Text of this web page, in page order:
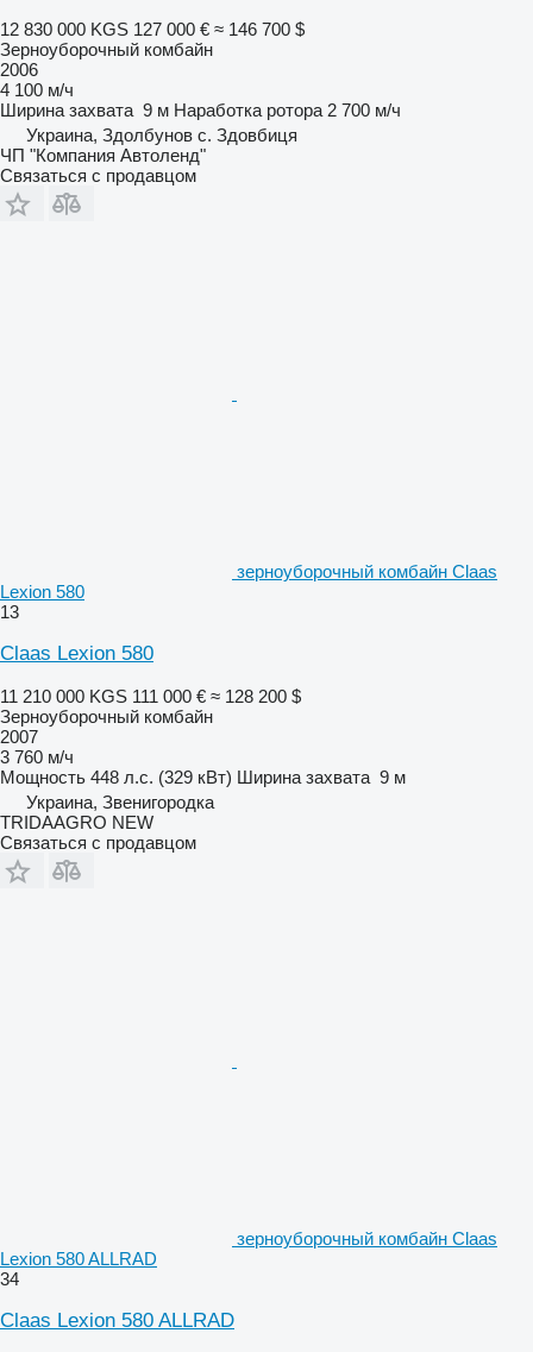
12 830 000 KGS 127 000 € ≈ 146 700 $
Зерноуборочный комбайн
2006
4 100 м/ч
Ширина захвата 9 м Наработка ротора 2 700 м/ч
Украина, Здолбунов с. Здовбиця
ЧП "Компания Автоленд"
Связаться с продавцом
зерноуборочный комбайн Claas
Lexion 580
13
Claas Lexion 580
11 210 000 KGS 111 000 € ≈ 128 200 $
Зерноуборочный комбайн
2007
3 760 м/ч
Мощность 448 л.с. (329 кВт) Ширина захвата 9 м
Украина, Звенигородка
TRIDAAGRO NEW
Связаться с продавцом
зерноуборочный комбайн Claas
Lexion 580 ALLRAD
34
Claas Lexion 580 ALLRAD